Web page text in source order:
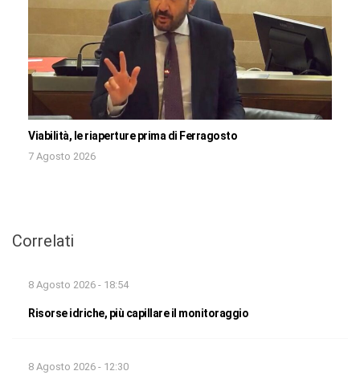
Viabilità, le riaperture prima di Ferragosto
7 Agosto 2026
Correlati
8 Agosto 2026 - 18:54
Risorse idriche, più capillare il monitoraggio
8 Agosto 2026 - 12:30